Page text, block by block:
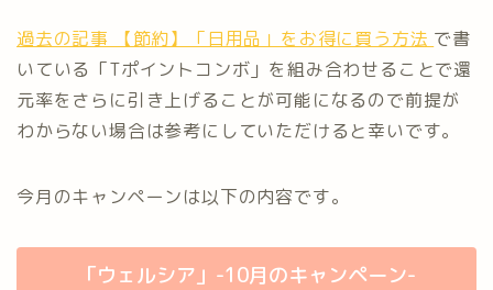
過去の記事 【節約】「日用品」をお得に買う方法 で書
いている「Tポイントコンボ」を組み合わせることで還
元率をさらに引き上げることが可能になるので前提が
わからない場合は参考にしていただけると幸いです。
今月のキャンペーンは以下の内容です。
「ウェルシア」-10月のキャンペーン-